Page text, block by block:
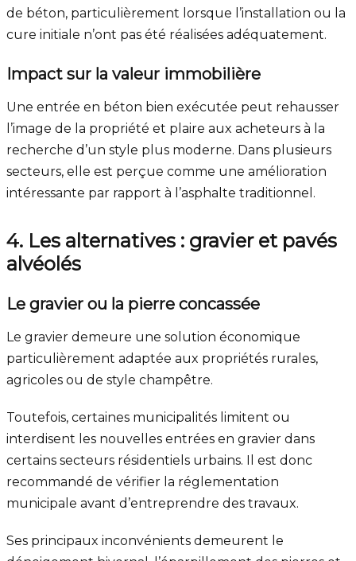
de béton, particulièrement lorsque l’installation ou la
cure initiale n’ont pas été réalisées adéquatement.
Impact sur la valeur immobilière
Une entrée en béton bien exécutée peut rehausser
l’image de la propriété et plaire aux acheteurs à la
recherche d’un style plus moderne. Dans plusieurs
secteurs, elle est perçue comme une amélioration
intéressante par rapport à l’asphalte traditionnel.
4. Les alternatives : gravier et pavés
alvéolés
Le gravier ou la pierre concassée
Le gravier demeure une solution économique
particulièrement adaptée aux propriétés rurales,
agricoles ou de style champêtre.
Toutefois, certaines municipalités limitent ou
interdisent les nouvelles entrées en gravier dans
certains secteurs résidentiels urbains. Il est donc
recommandé de vérifier la réglementation
municipale avant d’entreprendre des travaux.
Ses principaux inconvénients demeurent le